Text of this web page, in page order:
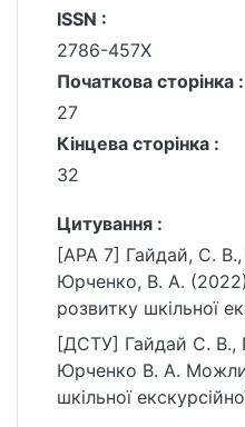
ISSN :
2786-457X
Початкова сторінка :
27
Кінцева сторінка :
32
Цитування :
[APA 7] Гайдай, С.
Юрченко, В. А.
розвитку шкільної
на території
парку
географія та
природних ресурсів,
[ДСТУ] Гайдай С. В.,
Юрченко В. А.
шкільної